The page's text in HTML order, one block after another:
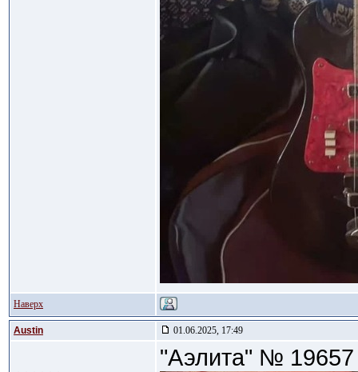
Наверх
Austin 01.06.2025, 17:49
"Аэлита" № 19657